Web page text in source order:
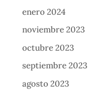
enero 2024
noviembre 2023
octubre 2023
septiembre 2023
agosto 2023